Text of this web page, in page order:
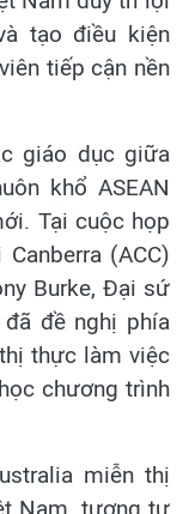
tạo điều kiện
tiếp cận nền
giáo dục giữa
khổ ASEAN
Tại cuộc họp
(ACC)
Burke, Đại sứ
đã đề nghị phía
thực làm việc
chương trình
miễn thị